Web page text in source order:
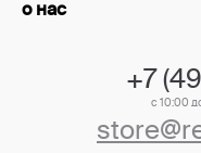
о нас
+7
с 10:00